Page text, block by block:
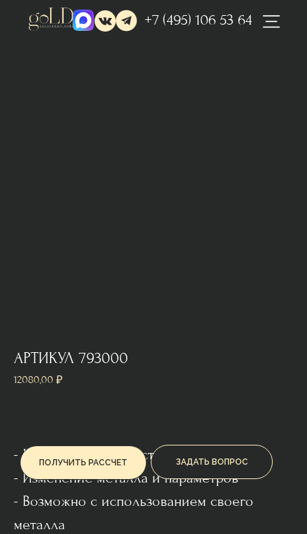
+7 (495) 106 53 64
ПОЛУЧИТЬ РАССЧЕТ ЗАДАТЬ ВОПРОС
АРТИКУЛ 793000
12080,00 ₽
- На заказ или на мастер-классе
- Изменение металла и параметров
- Возможно с использованием своего
металла